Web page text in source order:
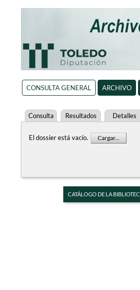
CONSULTA GENERAL ARCHIVO
Consulta Resultados Detalles
El dossier está vacío. Cargar...
CATÁLOGO DE LA